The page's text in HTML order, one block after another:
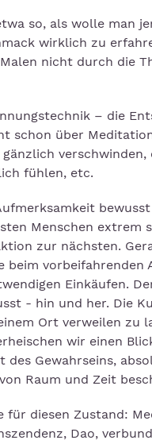
so, als wolle man
wirklich zu
nicht durch die
– die
schon über
fühlen, etc.
Menschen extrem
zur nächsten.
beim
Einkäufen.
- hin und her. Die
Ort verweilen zu
wir einen
Gewahrseins,
Raum und Zeit
für diesen Zustand:
Dao,